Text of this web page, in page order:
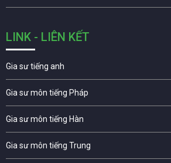
LINK - LIÊN KẾT
Gia sư tiếng anh
Gia sư môn tiếng Pháp
Gia sư môn tiếng Hàn
Gia sư môn tiếng Trung